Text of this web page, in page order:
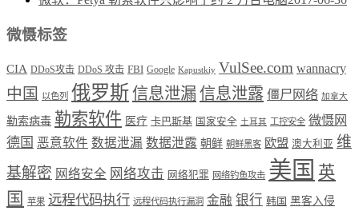
微慑标签
CIA DDoS攻击 DDoS 攻击 FBI Google Kapustkiy VulSee.com wannacry
中国 以色列 俄罗斯信息泄漏信息泄露 僵尸网络 加拿大
勒索病毒 勒索软件 医疗 卡巴斯基 国家安全 土耳其 工控安全 微慑网
德国 恶意软件 数据泄漏 数据泄露 朝鲜 朝鲜黑客 欧盟 澳大利亚 维
基解密 网络安全 网络攻击 网络犯罪 网络钓鱼攻击 美国 英
国
苹果 远程代码执行 远程代码执行漏洞 金融 银行 韩国 黑客入侵